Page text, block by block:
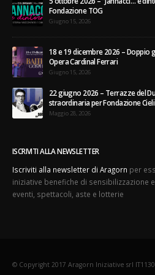
Fondazione TOG
Giugno 15, 2026
18 e 19 dicembre 2026 – Doppio
Opera Cardinal Ferrari
Giugno 15, 2026
22 giugno 2026 – Terrazze del
straordinaria per Fondazione
Maggio 28, 2026
ISCRIVITI ALLA NEWSLETTER
Iscriviti alla newsletter di Aragorn per
iniziative benefiche di sensibilizzazione
eventi, spettacoli, aste e lotterie
© Copyright 2017 Aragorn Iniziative srl